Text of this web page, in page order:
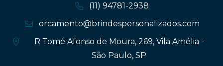
(11) 94781-2938
orcamento@brindespersonalizados.com
R Tomé Afonso de Moura, 269, Vila Amélia -
São Paulo, SP